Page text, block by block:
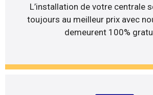
L’installation de votre centrale
toujours au meilleur prix avec
demeurent 100%